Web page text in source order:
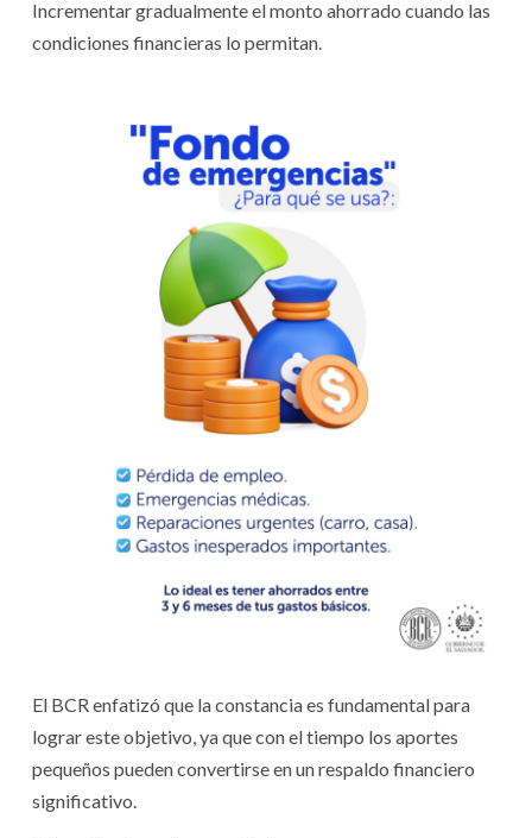
Incrementar gradualmente el monto ahorrado cuando las
condiciones financieras lo permitan.
El BCR enfatizó que la constancia es fundamental para
lograr este objetivo, ya que con el tiempo los aportes
pequeños pueden convertirse en un respaldo financiero
significativo.